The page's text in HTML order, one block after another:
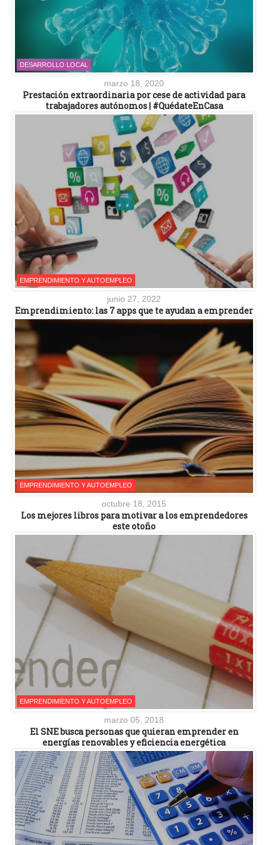
DESARROLLO LOCAL
marzo 18, 2020
Prestación extraordinaria por cese de actividad para
trabajadores autónomos | #QuédateEnCasa
EMPRENDIMIENTO Y AUTOEMPLEO
junio 27, 2022
Emprendimiento: las 7 apps que te ayudan a emprender
EMPRENDIMIENTO Y AUTOEMPLEO
octubre 18, 2015
Los mejores libros para motivar a los emprendedores
este otoño
EMPRENDIMIENTO Y AUTOEMPLEO
marzo 05, 2018
El SNE busca personas que quieran emprender en
energías renovables y eficiencia energética